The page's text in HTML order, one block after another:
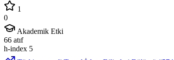
1
0
Akademik Etki
66 atıf
h-index 5